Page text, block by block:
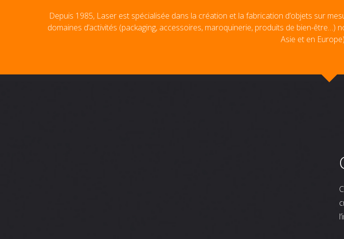
Depuis 1985, Laser est spécialisée dans la création et la fabrication d’objets sur
domaines d’activités (packaging, accessoires, maroquinerie, produits de bien-
Asie et en